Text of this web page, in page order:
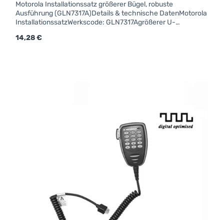
Motorola Installationssatz größerer Bügel, robuste
Ausführung (GLN7317A)Details & technische DatenMotorola
InstallationssatzWerkscode: GLN7317Agrößerer U-
für:CM340CM360GM350GM950GM340GM360GM360_ATIS
Regulärer Preis:
14,28 €